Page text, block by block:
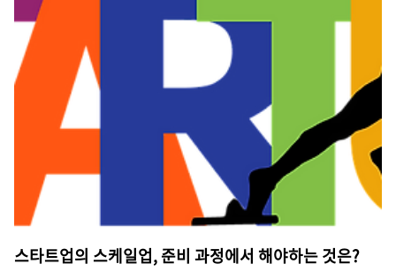
스타트업의 스케일업, 준비 과정에서 해야하는 것은?